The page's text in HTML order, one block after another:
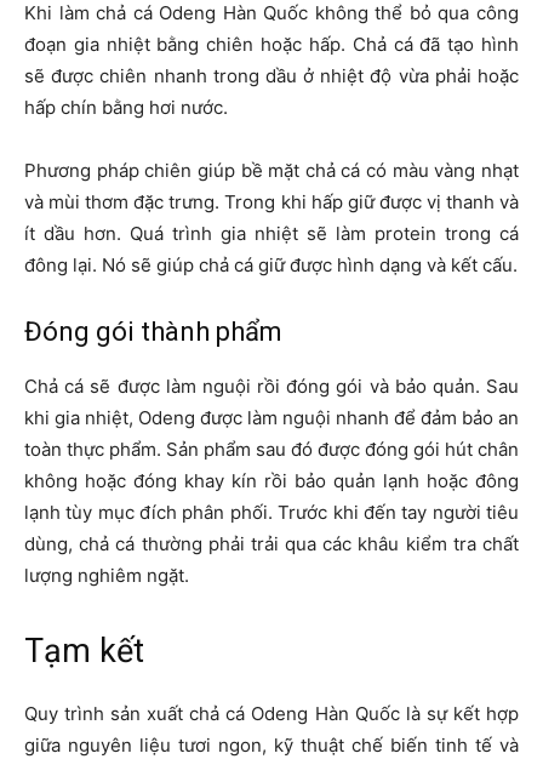
Khi làm chả cá Odeng Hàn Quốc không thể bỏ qua công
đoạn gia nhiệt bằng chiên hoặc hấp. Chả cá đã tạo hình
sẽ được chiên nhanh trong dầu ở nhiệt độ vừa phải hoặc
hấp chín bằng hơi nước.
Phương pháp chiên giúp bề mặt chả cá có màu vàng nhạt
và mùi thơm đặc trưng. Trong khi hấp giữ được vị thanh và
ít dầu hơn. Quá trình gia nhiệt sẽ làm protein trong cá
đông lại. Nó sẽ giúp chả cá giữ được hình dạng và kết cấu.
Đóng gói thành phẩm
Chả cá sẽ được làm nguội rồi đóng gói và bảo quản. Sau
khi gia nhiệt, Odeng được làm nguội nhanh để đảm bảo an
toàn thực phẩm. Sản phẩm sau đó được đóng gói hút chân
không hoặc đóng khay kín rồi bảo quản lạnh hoặc đông
lạnh tùy mục đích phân phối. Trước khi đến tay người tiêu
dùng, chả cá thường phải trải qua các khâu kiểm tra chất
lượng nghiêm ngặt.
Tạm kết
Quy trình sản xuất chả cá Odeng Hàn Quốc là sự kết hợp
giữa nguyên liệu tươi ngon, kỹ thuật chế biến tinh tế và